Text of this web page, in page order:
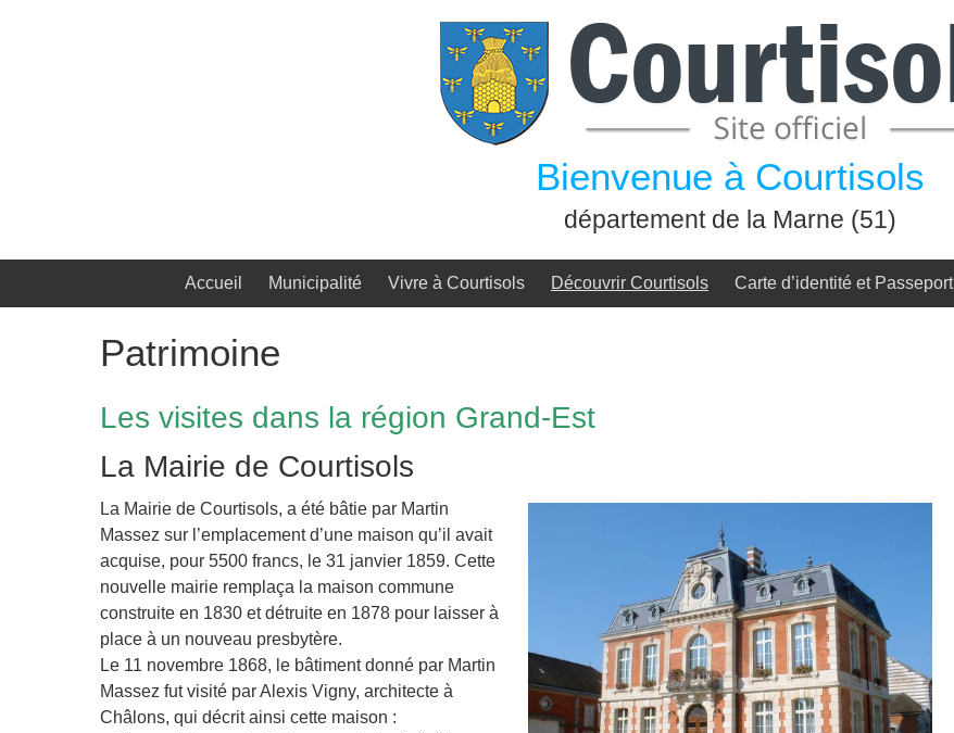
Bienvenue à Courtisols
département de la Marne (51)
Accueil Municipalité Vivre à Courtisols Découvrir Courtisols Carte d’identité et Passeport
Patrimoine
Les visites dans la région Grand-Est
La Mairie de Courtisols
La Mairie de Courtisols, a été bâtie par Martin
Massez sur l’emplacement d’une maison qu’il avait
acquise, pour 5500 francs, le 31 janvier 1859. Cette
nouvelle mairie remplaça la maison commune
construite en 1830 et détruite en 1878 pour laisser à
place à un nouveau presbytère.
Le 11 novembre 1868, le bâtiment donné par Martin
Massez fut visité par Alexis Vigny, architecte à
Châlons, qui décrit ainsi cette maison :